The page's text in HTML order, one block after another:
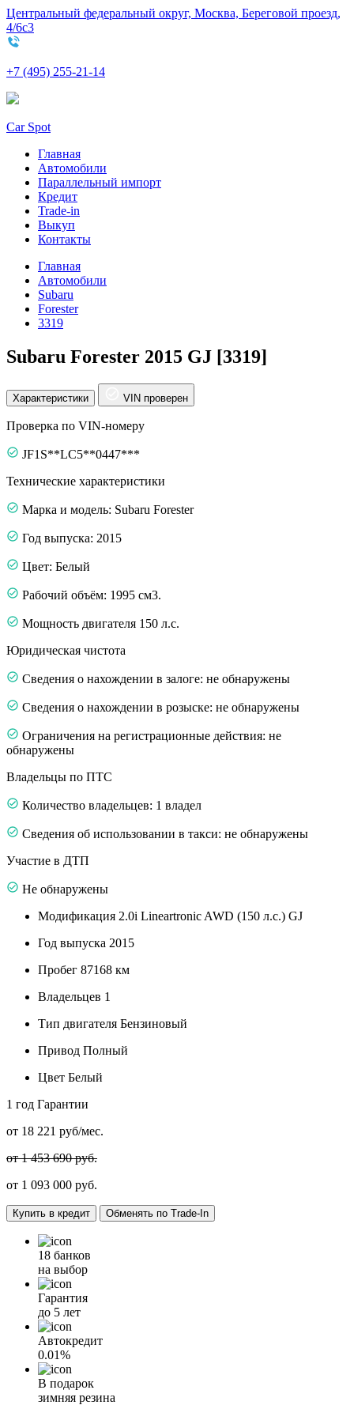
Центральный федеральный округ, Москва, Береговой проезд,
4/6с3
+7 (495) 255-21-14
Car Spot
Главная
Автомобили
Параллельный импорт
Кредит
Trade-in
Выкуп
Контакты
Главная
Автомобили
Subaru
Forester
3319
Subaru Forester 2015 GJ [3319]
Характеристики VIN проверен
Проверка по VIN-номеру
JF1S**LC5**0447***
Технические характеристики
Марка и модель: Subaru Forester
Год выпуска: 2015
Цвет: Белый
Рабочий объём: 1995 см3.
Мощность двигателя 150 л.с.
Юридическая чистота
Сведения о нахождении в залоге: не обнаружены
Сведения о нахождении в розыске: не обнаружены
Ограничения на регистрационные действия: не
обнаружены
Владельцы по ПТС
Количество владельцев: 1 владел
Сведения об использовании в такси: не обнаружены
Участие в ДТП
Не обнаружены
Модификация 2.0i Lineartronic AWD (150 л.с.) GJ
Год выпуска 2015
Пробег 87168 км
Владельцев 1
Тип двигателя Бензиновый
Привод Полный
Цвет Белый
1 год Гарантии
от 18 221 руб/мес.
от 1 453 690 руб.
от 1 093 000 руб.
Купить в кредит Обменять по Trade-In
18 банков
на выбор
Гарантия
до 5 лет
Автокредит
0.01%
В подарок
зимняя резина